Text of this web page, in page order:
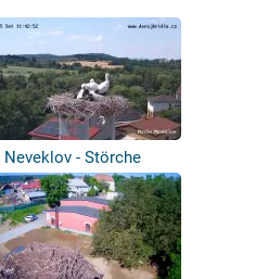
Neveklov - Störche